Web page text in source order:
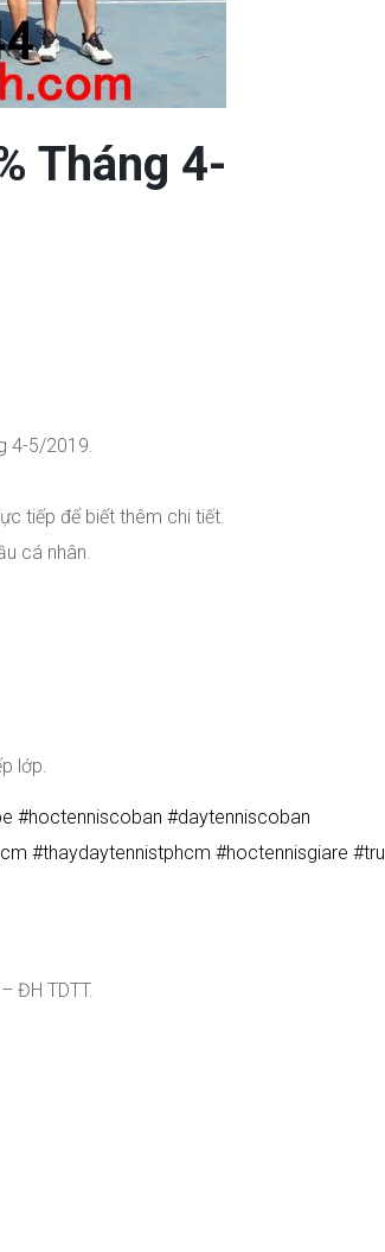
Tháng 4-
4-5/2019.
tiếp để biết thêm chi tiết.
cá nhân.
lớp.
#hoctenniscoban #daytenniscoban
#thaydaytennistphcm #hoctennisgiare #tru
ĐH TDTT.